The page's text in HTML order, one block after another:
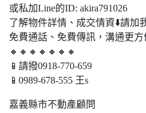
或私加Line的ID: akira791026
了解物件詳情、成交情資⬇️請加
免費通話、免費傳訊，溝通更方
🔸🔸🔸🔸🔸🔸🔸
📱請撥0918-770-659
📱0989-678-555 王s
嘉義縣市不動產顧問